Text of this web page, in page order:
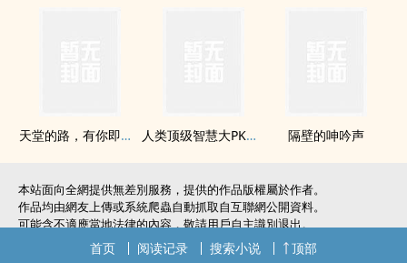
天堂的路，有你即是幸福 人类顶级智慧大PK，宇宙密码的欢乐与传奇——文盲正侃时间史 隔壁的呻吟声
本站面向全網提供無差別服務，提供的作品版權屬於作者。
作品均由網友上傳或系統爬蟲自動抓取自互聯網公開資料。
可能含不適應當地法律的內容，敬請用戶自主識別退出。
如無意中侵犯了您的權利，敬請聯系我們。
首页 阅读记录 搜索小说 顶部